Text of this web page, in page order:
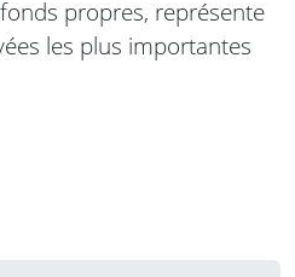
propres, représente
les plus importantes